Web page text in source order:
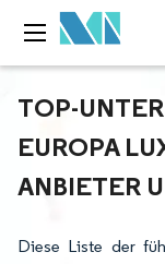
TOP-
EUROPA
ANBIETER
Diese Liste der